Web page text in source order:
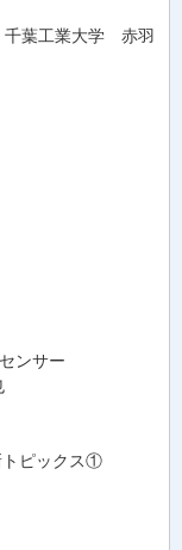
千葉工業大学 赤羽
ンサー
トピックス①